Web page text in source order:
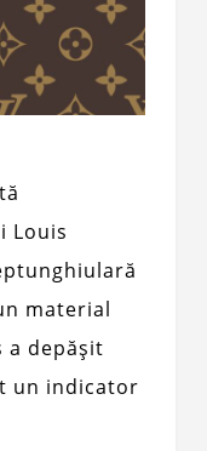
Louis
material
a depășit
un indicator